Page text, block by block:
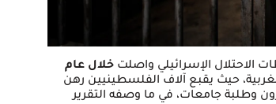
الإسرائيلي واصلت خلال عام
حيث يقبع آلاف الفلسطينيين رهن
وطلبة جامعات، في ما وصفه التقرير